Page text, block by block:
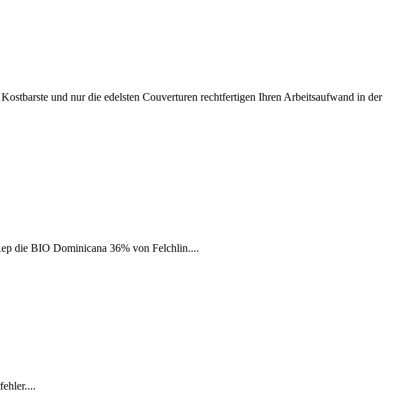
und nur die edelsten Couverturen rechtfertigen Ihren Arbeitsaufwand in der
die BIO Dominicana 36% von Felchlin....